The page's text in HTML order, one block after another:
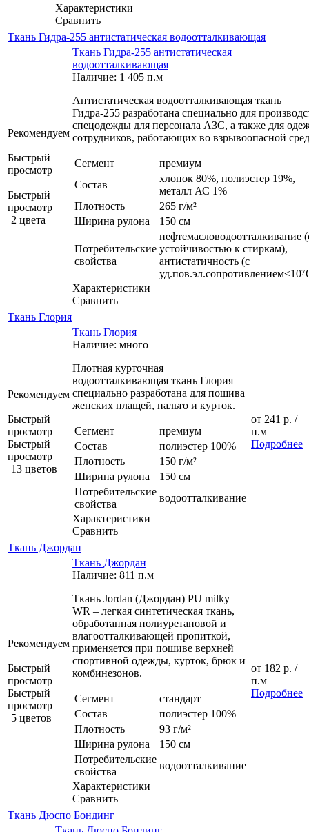
Характеристики
Сравнить
Ткань Гидра-255 антистатическая водоотталкивающая
Рекомендуем
Быстрый
просмотр
Быстрый
просмотр
2 цвета
Ткань Гидра-255 антистатическая
водоотталкивающая
Наличие: 1 405 п.м
Антистатическая водоотталкивающая ткань
Гидра-255 разработана специально для
спецодежды для персонала АЗС, а также для
сотрудников, работающих во взрывоопасной
Сегмент
премиум
Состав
хлопок 80%, полиэстер 19%,
металл АС 1%
Плотность
265 г/м²
Ширина рулона
150 см
Потребительские
свойства
нефтемасловодоотталкивание
устойчивостью к стиркам),
антистатичность (с
Характеристики
Сравнить
Ткань Глория
Рекомендуем
Быстрый
просмотр
Быстрый
просмотр
13 цветов
Ткань Глория
Наличие: много
Плотная курточная
водоотталкивающая ткань Глория
специально разработана для пошива
женских плащей, пальто и курток.
Сегмент
премиум
Состав
полиэстер 100%
Плотность
150 г/м²
Ширина рулона
150 см
Потребительские
свойства
водоотталкивание
Характеристики
Сравнить
от 241 р. /
п.м
Подробнее
Ткань Джордан
Рекомендуем
Быстрый
просмотр
Быстрый
просмотр
5 цветов
Ткань Джордан
Наличие: 811 п.м
Ткань Jordan (Джордан) PU milky
WR – легкая синтетическая ткань,
обработанная полиуретановой и
влагоотталкивающей пропиткой,
применяется при пошиве верхней
спортивной одежды, курток, брюк и
комбинезонов.
Сегмент
стандарт
Состав
полиэстер 100%
Плотность
93 г/м²
Ширина рулона
150 см
Потребительские
свойства
водоотталкивание
Характеристики
Сравнить
от 182 р. /
п.м
Подробнее
Ткань Дюспо Бондинг